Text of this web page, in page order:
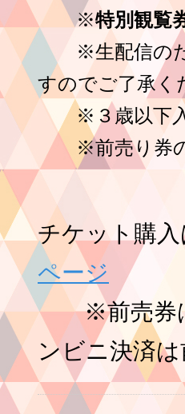
※特別観覧
※生配信のた
すのでご了承く
※３歳以下
※前売り券の
チケット購
ページ
※前売券は
ンビニ決済